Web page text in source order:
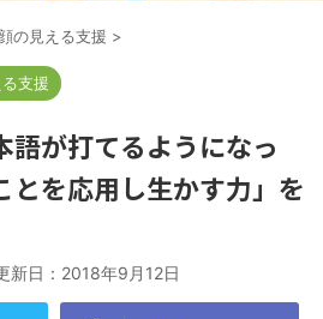
の見える支援 >
支援
語が打てるようになっ
とを応用し生かす力」を
新日： 2018年9月12日